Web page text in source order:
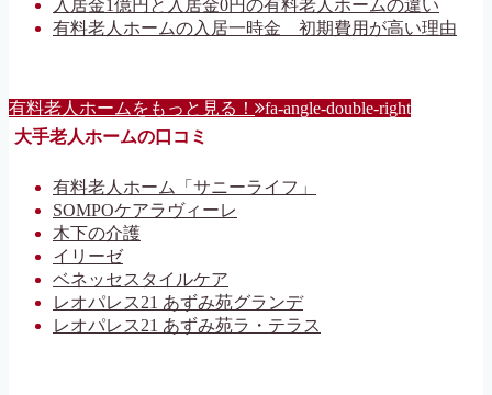
入居金1億円と入居金0円の有料老人ホームの違い
有料老人ホームの入居一時金 初期費用が高い理由
有料老人ホームをもっと見る！ fa-angle-double-right
大手老人ホームの口コミ
有料老人ホーム「サニーライフ」
SOMPOケアラヴィーレ
木下の介護
イリーゼ
ベネッセスタイルケア
レオパレス21 あずみ苑グランデ
レオパレス21 あずみ苑ラ・テラス